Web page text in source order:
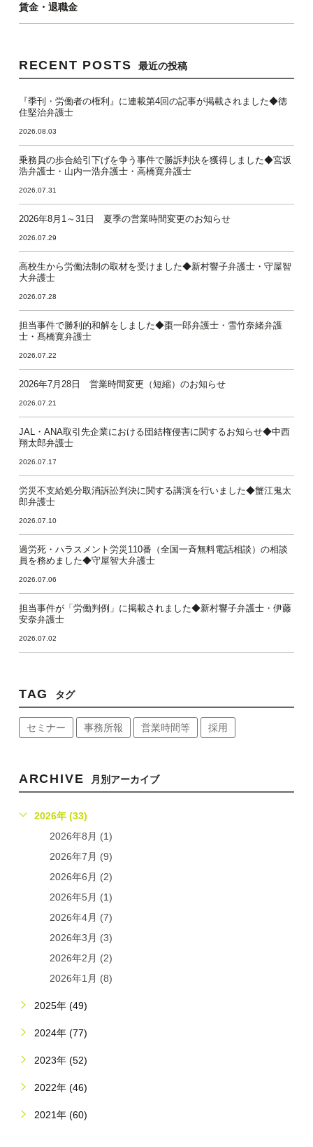
賃金・退職金
RECENT POSTS 最近の投稿
『季刊・労働者の権利』に連載第4回の記事が掲載されました◆徳
住堅治弁護士
2026.08.03
乗務員の歩合給引下げを争う事件で勝訴判決を獲得しました◆宮坂
浩弁護士・山内一浩弁護士・高橋寛弁護士
2026.07.31
2026年8月1～31日 夏季の営業時間変更のお知らせ
2026.07.29
高校生から労働法制の取材を受けました◆新村響子弁護士・守屋智
大弁護士
2026.07.28
担当事件で勝利的和解をしました◆棗一郎弁護士・雪竹奈緒弁護
士・髙橋寛弁護士
2026.07.22
2026年7月28日 営業時間変更（短縮）のお知らせ
2026.07.21
JAL・ANA取引先企業における団結権侵害に関するお知らせ◆中西
翔太郎弁護士
2026.07.17
労災不支給処分取消訴訟判決に関する講演を行いました◆蟹江鬼太
郎弁護士
2026.07.10
過労死・ハラスメント労災110番（全国一斉無料電話相談）の相談
員を務めました◆守屋智大弁護士
2026.07.06
担当事件が「労働判例」に掲載されました◆新村響子弁護士・伊藤
安奈弁護士
2026.07.02
TAG タグ
セミナー 事務所報 営業時間等 採用
ARCHIVE 月別アーカイブ
2026年 (33)
2026年8月 (1)
2026年7月 (9)
2026年6月 (2)
2026年5月 (1)
2026年4月 (7)
2026年3月 (3)
2026年2月 (2)
2026年1月 (8)
2025年 (49)
2024年 (77)
2023年 (52)
2022年 (46)
2021年 (60)